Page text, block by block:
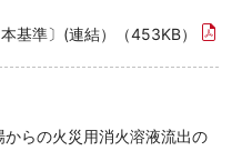
準〕(連結）（453KB）
からの火災用消火溶液流出の